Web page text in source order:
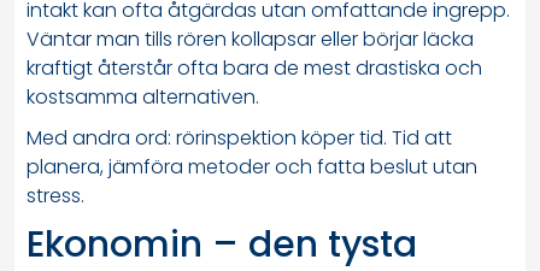
intakt kan ofta åtgärdas utan omfattande ingrepp.
Väntar man tills rören kollapsar eller börjar läcka
kraftigt återstår ofta bara de mest drastiska och
kostsamma alternativen.
Med andra ord: rörinspektion köper tid. Tid att
planera, jämföra metoder och fatta beslut utan
stress.
Ekonomin – den tysta